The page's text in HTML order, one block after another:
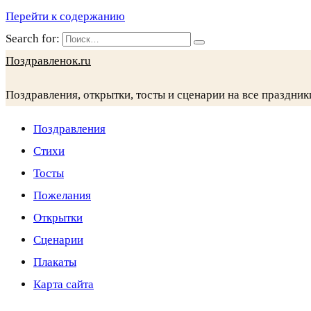
Перейти к содержанию
Search for:
Поздравленок.ru
Поздравления, открытки, тосты и сценарии на все
Поздравления
Стихи
Тосты
Пожелания
Открытки
Сценарии
Плакаты
Карта сайта